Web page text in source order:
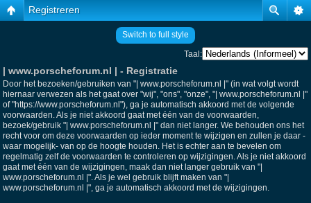
Registreren
Switch to full style
Taal:
| www.porscheforum.nl | - Registratie
Door het bezoeken/gebruiken van "| www.porscheforum.nl |" (in wat volgt wordt
hiernaar verwezen als het gaat over "wij", "ons", "onze", "| www.porscheforum.nl |"
of "https://www.porscheforum.nl"), ga je automatisch akkoord met de volgende
voorwaarden. Als je niet akkoord gaat met één van de voorwaarden,
bezoek/gebruik "| www.porscheforum.nl |" dan niet langer. We behouden ons het
recht voor om deze voorwaarden op ieder moment te wijzigen en zullen je daar -
waar mogelijk- van op de hoogte houden. Het is echter aan te bevelen om
regelmatig zelf de voorwaarden te controleren op wijzigingen. Als je niet akkoord
gaat met één van de wijzigingen, maak dan niet langer gebruik van "|
www.porscheforum.nl |". Als je wel gebruik blijft maken van "|
www.porscheforum.nl |", ga je automatisch akkoord met de wijzigingen.